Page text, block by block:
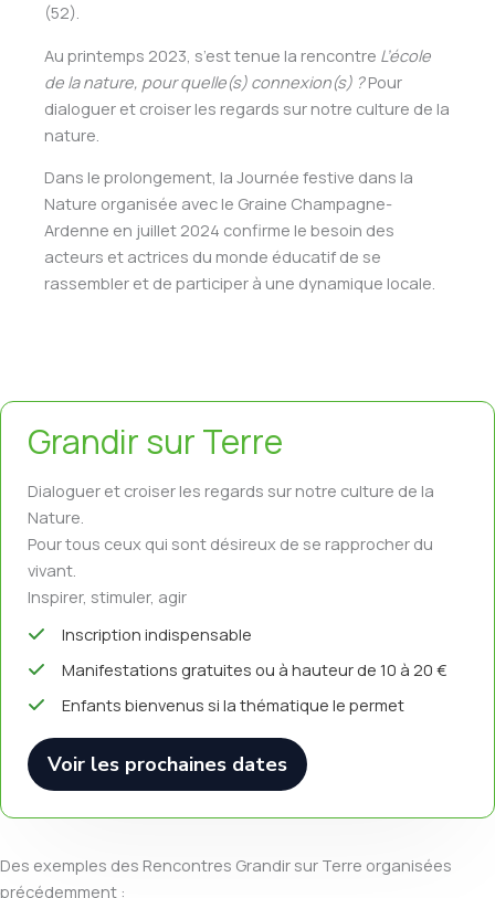
(52).
Au printemps 2023, s’est tenue la rencontre L’école
de la nature, pour quelle(s) connexion(s) ?Pour
dialoguer et croiser les regards sur notre culture de la
nature.
Dans le prolongement, la Journée festive dans la
Nature organisée avec le Graine Champagne-
Ardenne en juillet 2024 confirme le besoin des
acteurs et actrices du monde éducatif de se
rassembler et de participer à une dynamique locale.
Grandir sur Terre
Dialoguer et croiser les regards sur notre culture de la
Nature.
Pour tous ceux qui sont désireux de se rapprocher du
vivant.
Inspirer, stimuler, agir
Inscription indispensable
Manifestations gratuites ou à hauteur de 10 à 20 €
Enfants bienvenus si la thématique le permet
Voir les prochaines dates
Des exemples des Rencontres Grandir sur Terre organisées
précédemment :